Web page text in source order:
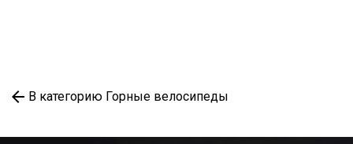
В категорию Горные велосипеды